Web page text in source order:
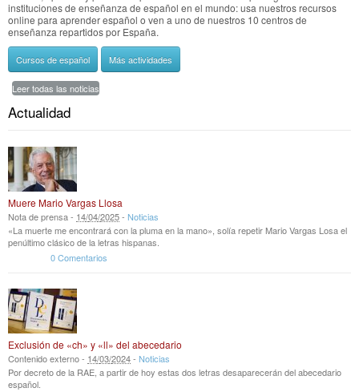
instituciones de enseñanza de español en el mundo: usa nuestros recursos
online para aprender español o ven a uno de nuestros 10 centros de
enseñanza repartidos por España.
Cursos de español Más actividades
Leer todas las noticias
Actualidad
Muere Mario Vargas Llosa
Nota de prensa - 14/04/2025- Noticias
«La muerte me encontrará con la pluma en la mano», solía repetir Mario Vargas Losa el
penúltimo clásico de la letras hispanas.
0 Comentarios
Exclusión de «ch» y «ll» del abecedario
Contenido externo - 14/03/2024- Noticias
Por decreto de la RAE, a partir de hoy estas dos letras desaparecerán del abecedario
español.